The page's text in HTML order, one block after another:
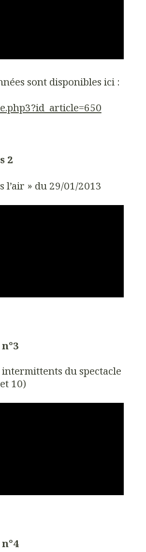
sont disponibles ici :
2
l’air » du 29/01/2013
du spectacle
10)